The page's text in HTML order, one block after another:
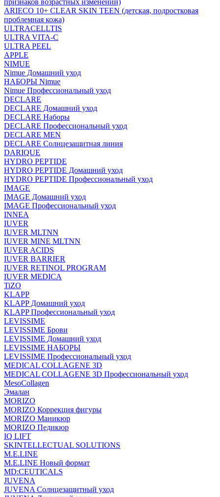
признаков возрастных изменений)
ARIECO 10+ CLEAR SKIN TEEN (детская, подростковая
проблемная кожа)
ULTRACELLTIS
ULTRA VITA-C
ULTRA PEEL
APPLE
NIMUE
Nimue Домашний уход
НАБОРЫ Nimue
Nimue Профессиональный уход
DECLARE
DECLARE Домашний уход
DECLARE Наборы
DECLARE Профессиональный уход
DECLARE MEN
DECLARE Солнцезащитная линия
DARIQUE
HYDRO PEPTIDE
HYDRO PEPTIDE Домашний уход
HYDRO PEPTIDE Профессиональный уход
IMAGE
IMAGE Домашний уход
IMAGE Профессиональный уход
INNEA
IUVER
IUVER MLTNN
IUVER MINE MLTNN
IUVER ACIDS
IUVER BARRIER
IUVER RETINOL PROGRAM
IUVER MEDICA
TiZO
KLAPP
KLAPP Домашний уход
KLAPP Профессиональный уход
LEVISSIME
LEVISSIME Брови
LEVISSIME Домашний уход
LEVISSIME НАБОРЫ
LEVISSIME Профессиональный уход
MEDICAL COLLAGENE 3D
MEDICAL COLLAGENE 3D Профессиональный уход
MesoCollagen
Эмалан
MORIZO
MORIZO Коррекция фигуры
MORIZO Маникюр
MORIZO Педикюр
IQ LIFT
SKINTELLECTUAL SOLUTIONS
M.E.LINE
M.E.LINE Новый формат
MD:CEUTICALS
JUVENA
JUVENA Солнцезащитный уход